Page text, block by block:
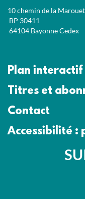
10 chemin de la
BP 30411
64104 Bayonne Cedex
Plan interactif
Titres et
Contact
Accessibilité :